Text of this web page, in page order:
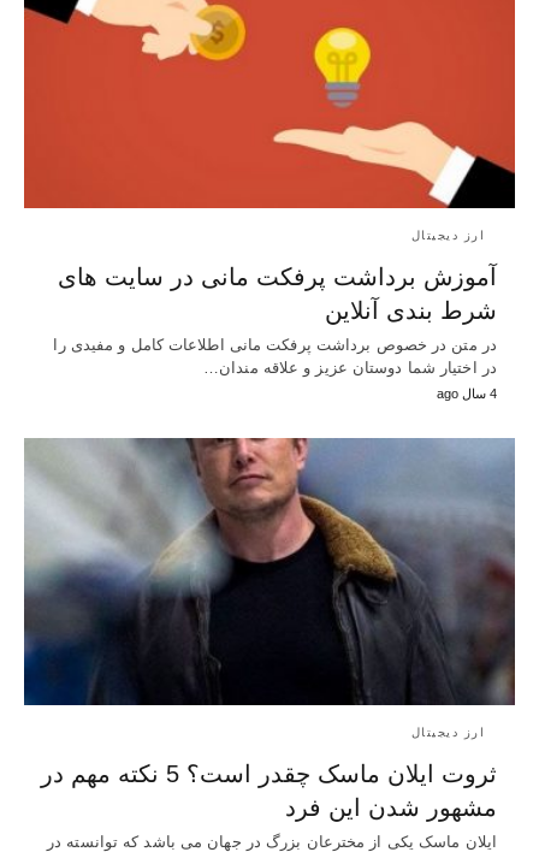
ارز دیجیتال
آموزش برداشت پرفکت مانی در سایت های
شرط بندی آنلاین
در متن در خصوص برداشت پرفکت مانی اطلاعات کامل و مفیدی را
در اختیار شما دوستان عزیز و علاقه مندان…
4 سال ago
ارز دیجیتال
ثروت ایلان ماسک چقدر است؟ 5 نکته مهم در
مشهور شدن این فرد
ایلان ماسک یکی از مخترعان بزرگ در جهان می باشد که توانسته در